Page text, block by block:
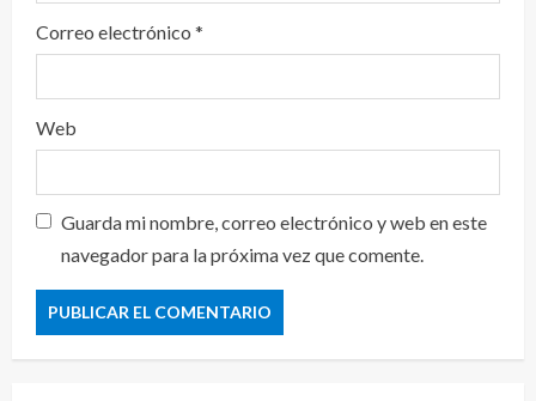
Correo electrónico *
Web
Guarda mi nombre, correo electrónico y web en este
navegador para la próxima vez que comente.